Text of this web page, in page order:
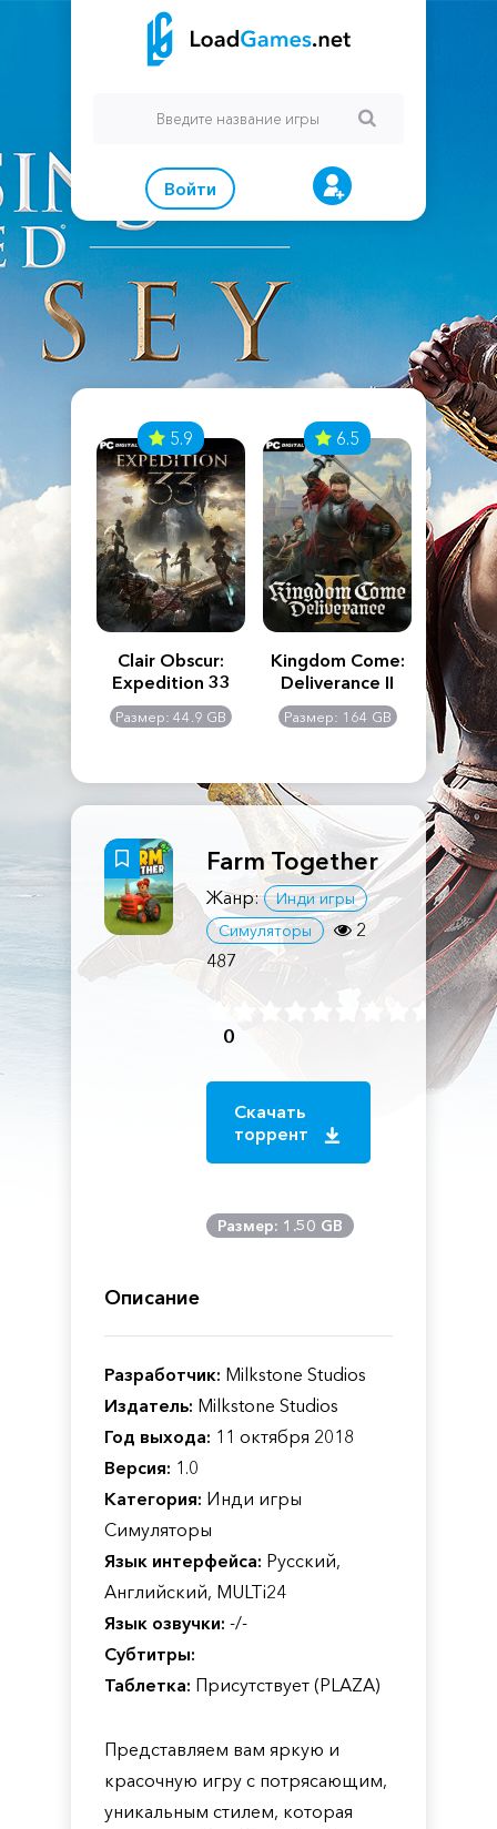
Войти
Creed
5.9
Clair Obscur:
Expedition 33
Размер: 44.9 GB
6.5
Kingdom Come:
Deliverance II
Размер: 164 GB
The
Farm Together
Жанр:
Инди игры
Симуляторы
2
487
0
Скачать
торрент
Размер: 1.50 GB
Описание
Разработчик: Milkstone Studios
Издатель: Milkstone Studios
Год выхода: 11 октября 2018
Версия: 1.0
Категория: Инди игры
Симуляторы
Язык интерфейса: Русский,
Английский, MULTi24
Язык озвучки: -/-
Субтитры:
Таблетка: Присутствует (PLAZA)
Представляем вам яркую и
красочную игру с потрясающим,
уникальным стилем, которая